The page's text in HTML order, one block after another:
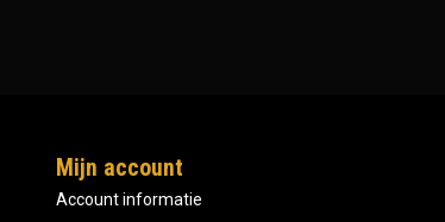
Mijn account
Account informatie